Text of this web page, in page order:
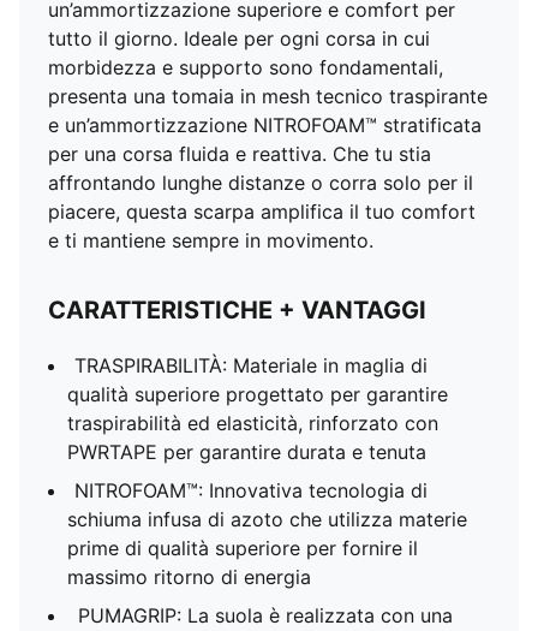
un’ammortizzazione superiore e comfort per
tutto il giorno. Ideale per ogni corsa in cui
morbidezza e supporto sono fondamentali,
presenta una tomaia in mesh tecnico traspirante
e un’ammortizzazione NITROFOAM™ stratificata
per una corsa fluida e reattiva. Che tu stia
affrontando lunghe distanze o corra solo per il
piacere, questa scarpa amplifica il tuo comfort
e ti mantiene sempre in movimento.
CARATTERISTICHE + VANTAGGI
TRASPIRABILITÀ: Materiale in maglia di
qualità superiore progettato per garantire
traspirabilità ed elasticità, rinforzato con
PWRTAPE per garantire durata e tenuta
NITROFOAM™: Innovativa tecnologia di
schiuma infusa di azoto che utilizza materie
prime di qualità superiore per fornire il
massimo ritorno di energia
PUMAGRIP: La suola è realizzata con una